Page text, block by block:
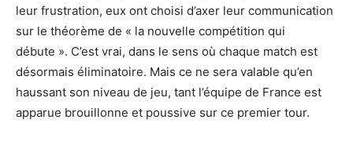
leur frustration, eux ont choisi d’axer leur communication
sur le théorème de « la nouvelle compétition qui
débute ». C’est vrai, dans le sens où chaque match est
désormais éliminatoire. Mais ce ne sera valable qu’en
haussant son niveau de jeu, tant l’équipe de France est
apparue brouillonne et poussive sur ce premier tour.